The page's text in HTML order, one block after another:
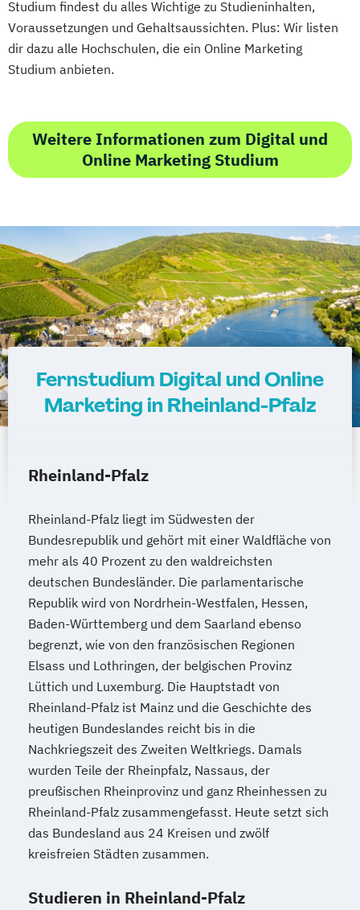
Studium findest du alles Wichtige zu Studieninhalten,
Voraussetzungen und Gehaltsaussichten. Plus: Wir listen
dir dazu alle Hochschulen, die ein Online Marketing
Studium anbieten.
Weitere Informationen zum Digital und
Online Marketing Studium
Fernstudium Digital und Online
Marketing in Rheinland-Pfalz
Rheinland-Pfalz
Rheinland-Pfalz liegt im Südwesten der
Bundesrepublik und gehört mit einer Waldfläche von
mehr als 40 Prozent zu den waldreichsten
deutschen Bundesländer. Die parlamentarische
Republik wird von Nordrhein-Westfalen, Hessen,
Baden-Württemberg und dem Saarland ebenso
begrenzt, wie von den französischen Regionen
Elsass und Lothringen, der belgischen Provinz
Lüttich und Luxemburg. Die Hauptstadt von
Rheinland-Pfalz ist Mainz und die Geschichte des
heutigen Bundeslandes reicht bis in die
Nachkriegszeit des Zweiten Weltkriegs. Damals
wurden Teile der Rheinpfalz, Nassaus, der
preußischen Rheinprovinz und ganz Rheinhessen zu
Rheinland-Pfalz zusammengefasst. Heute setzt sich
das Bundesland aus 24 Kreisen und zwölf
kreisfreien Städten zusammen.
Studieren in Rheinland-Pfalz